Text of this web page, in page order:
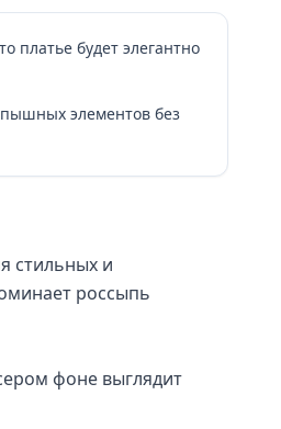
платье будет элегантно
элементов без
стильных и
россыпь
фоне выглядит